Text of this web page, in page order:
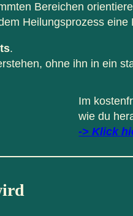
Bereichen
Heilungsprozess eine
.
ohne ihn in ein
Im
wie du
-> Klick